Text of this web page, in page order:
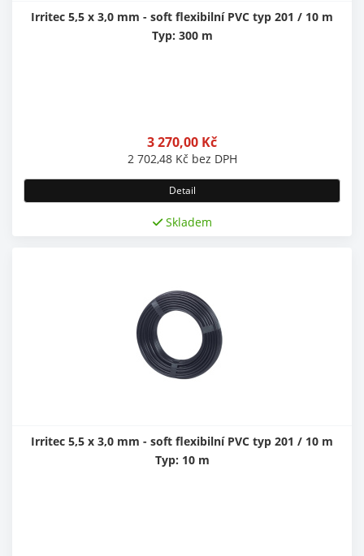
Irritec 5,5 x 3,0 mm - soft flexibilní PVC typ 201 / 10 m
Typ: 300 m
3 270,00 Kč
2 702,48 Kč bez DPH
Detail
Skladem
Irritec 5,5 x 3,0 mm - soft flexibilní PVC typ 201 / 10 m
Typ: 10 m